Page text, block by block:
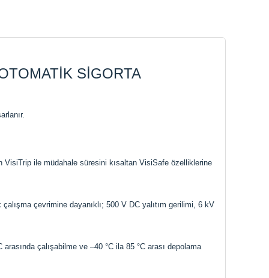
SİGORTA
VisiTrip ile müdahale süresini kısaltan VisiSafe özelliklerine
çevrimine dayanıklı; 500 V DC yalıtım gerilimi, 6 kV
çalışabilme ve –40 °C ila 85 °C arası depolama